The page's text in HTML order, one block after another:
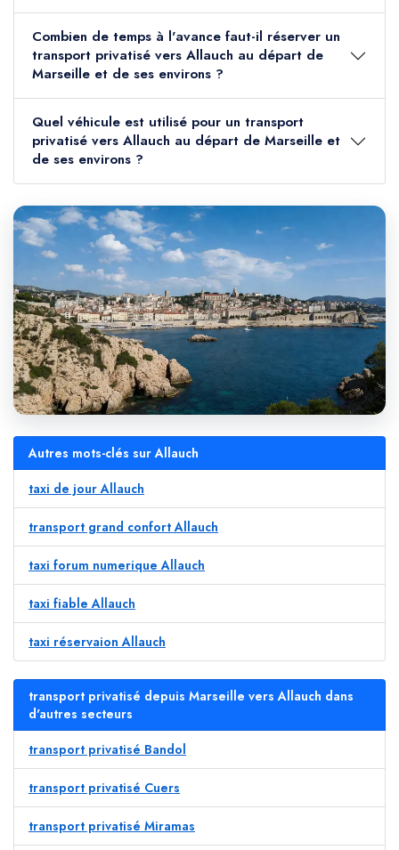
Combien de temps à l'avance faut-il réserver un
transport privatisé vers Allauch au départ de
Marseille et de ses environs ?
Quel véhicule est utilisé pour un transport
privatisé vers Allauch au départ de Marseille et
de ses environs ?
Autres mots-clés sur Allauch
taxi de jour Allauch
transport grand confort Allauch
taxi forum numerique Allauch
taxi fiable Allauch
taxi réservaion Allauch
transport privatisé depuis Marseille vers Allauch dans
d'autres secteurs
transport privatisé Bandol
transport privatisé Cuers
transport privatisé Miramas